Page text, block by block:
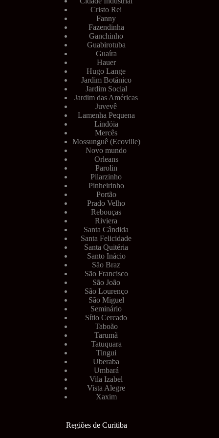
Cristo Rei
Fanny
Fazendinha
Ganchinho
Guabirotuba
Guaíra
Hauer
Hugo Lange
Jardim Botânico
Jardim Social
Jardim das Américas
Juvevê
Lamenha Pequena
Lindóia
Mercês
Mossunguê (Ecoville)
Novo mundo
Orleans
Parolin
Pilarzinho
Pinheirinho
Portão
Prado Velho
Rebouças
Riviera
Santa Cândida
Santa Felicidade
Santa Quitéria
Santo Inácio
São Braz
São Francisco
São João
São Lourenço
São Miguel
Seminário
Sítio Cercado
Taboão
Tarumã
Tatuquara
Tingui
Uberaba
Umbará
Vila Izabel
Vista Alegre
Xaxim
Regiões de Curitiba